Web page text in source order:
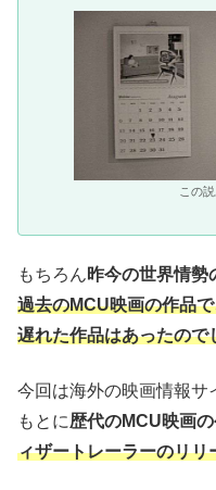
この
もちろん昨今の世界情勢
過去のMCU映画の作品
遅れた作品はあったので
今回は海外の映画情報サ
もとに歴代のMCU映画の
ィザートレーラーのリリ